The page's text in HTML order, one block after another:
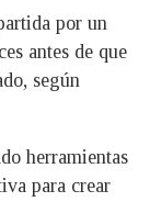
por un
antes de que
según
herramientas
para crear